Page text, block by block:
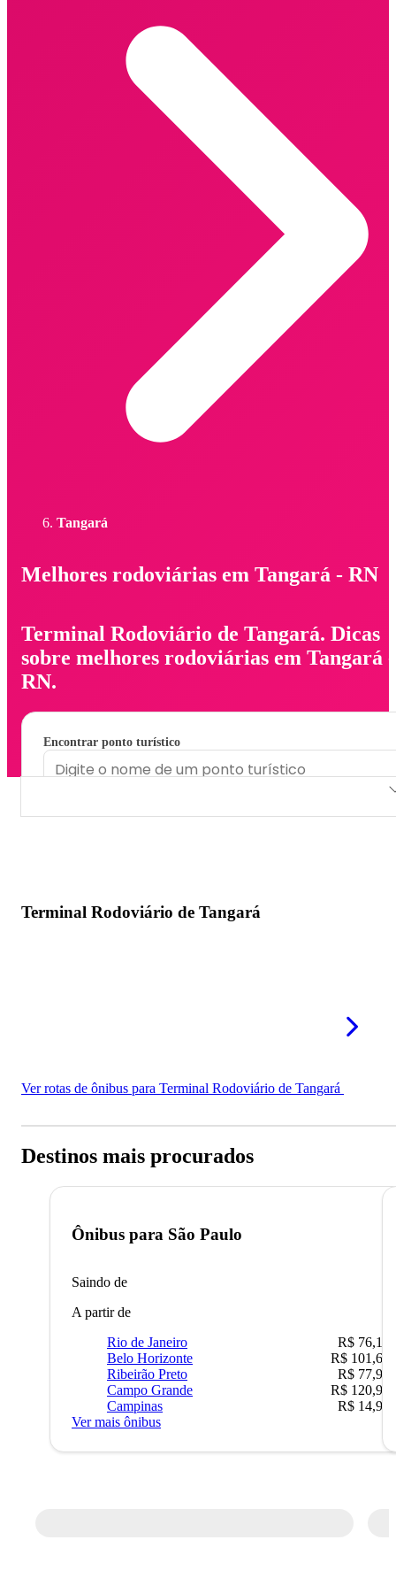
Tangará
Melhores rodoviárias em Tangará - RN
Terminal Rodoviário de Tangará. Dicas
sobre melhores rodoviárias em Tangará -
RN.
Encontrar ponto turístico
Terminal Rodoviário de Tangará
Ver rotas de ônibus para Terminal Rodoviário de Tangará
Destinos mais procurados
Ônibus para São Paulo
Saindo de
A partir de
Rio de Janeiro
R$ 76,10
Belo Horizonte
R$ 101,67
Ribeirão Preto
R$ 77,90
Campo Grande
R$ 120,90
Campinas
R$ 14,90
Ver mais ônibus